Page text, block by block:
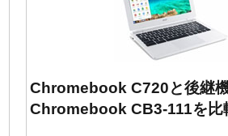
Chromebook C720と後継
Chromebook CB3-111を比